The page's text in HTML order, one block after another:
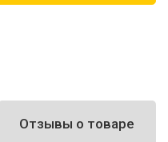
Отзывы о товаре